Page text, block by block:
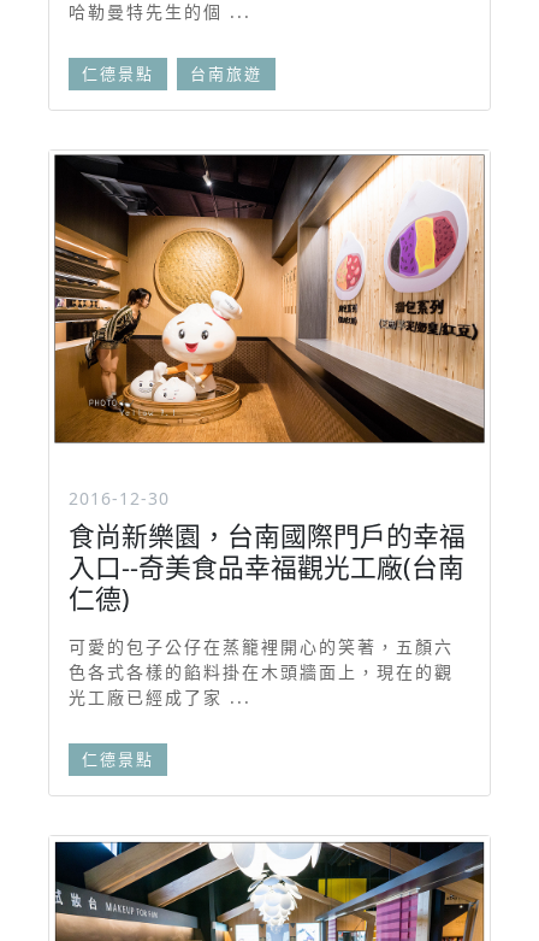
哈勒曼特先生的個 ...
仁德景點 台南旅遊
2016-12-30
食尚新樂園，台南國際門戶的幸福
入口--奇美食品幸福觀光工廠(台南
仁德)
可愛的包子公仔在蒸籠裡開心的笑著，五顏六
色各式各樣的餡料掛在木頭牆面上，現在的觀
光工廠已經成了家 ...
仁德景點